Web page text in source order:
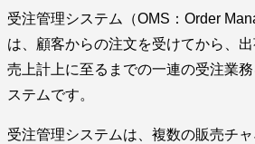
受注管理システム（OMS：Order
は、顧客からの注文を受けてから、
売上計上に至るまでの一連の受注業
ステムです。
受注管理システムは、複数の販売チ